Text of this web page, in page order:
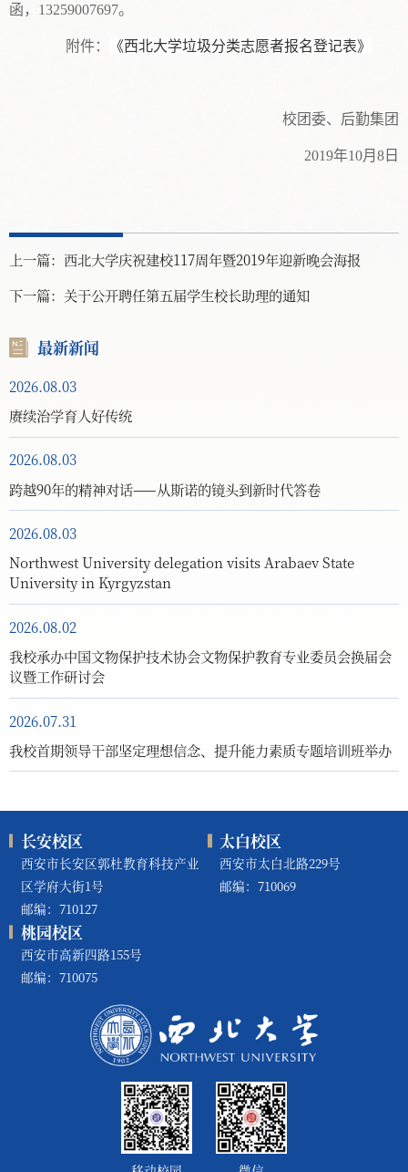
函，13259007697。
附件： 《西北大学垃圾分类志愿者报名登记表》
校团委、后勤集团
2019年10月8日
上一篇： 西北大学庆祝建校117周年暨2019年迎新晚会海报
下一篇： 关于公开聘任第五届学生校长助理的通知
最新新闻
2026.08.03
赓续治学育人好传统
2026.08.03
跨越90年的精神对话——从斯诺的镜头到新时代答卷
2026.08.03
Northwest University delegation visits Arabaev State
University in Kyrgyzstan
2026.08.02
我校承办中国文物保护技术协会文物保护教育专业委员会换届会
议暨工作研讨会
2026.07.31
我校首期领导干部坚定理想信念、提升能力素质专题培训班举办
长安校区
西安市长安区郭杜教育科技产业
区学府大街1号
邮编：710127
太白校区
西安市太白北路229号
邮编：710069
桃园校区
西安市高新四路155号
邮编：710075